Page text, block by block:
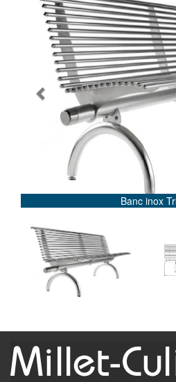
Banc inox Tribal
Previous